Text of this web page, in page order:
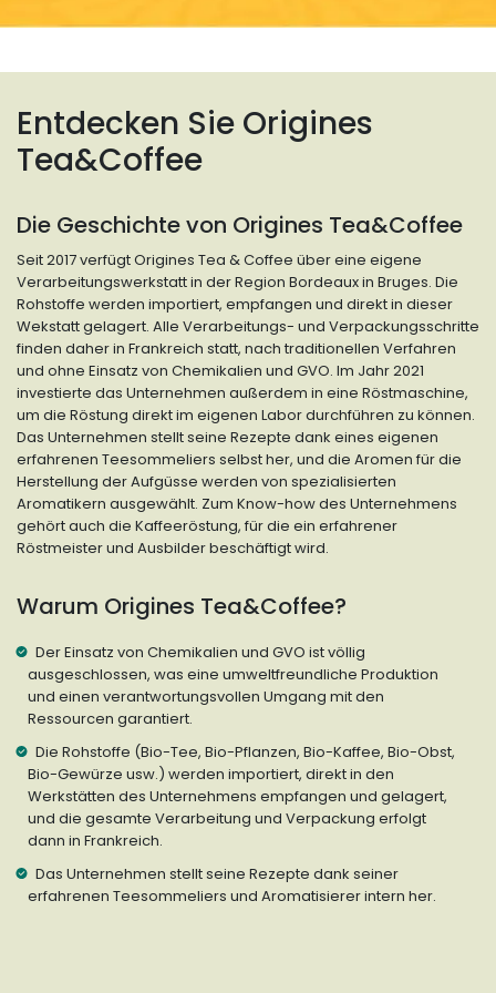
Entdecken Sie Origines
Tea&Coffee
Die Geschichte von Origines Tea&Coffee
Seit 2017 verfügt Origines Tea & Coffee über eine eigene
Verarbeitungswerkstatt in der Region Bordeaux in Bruges. Die
Rohstoffe werden importiert, empfangen und direkt in dieser
Wekstatt gelagert. Alle Verarbeitungs- und Verpackungsschritte
finden daher in Frankreich statt, nach traditionellen Verfahren
und ohne Einsatz von Chemikalien und GVO. Im Jahr 2021
investierte das Unternehmen außerdem in eine Röstmaschine,
um die Röstung direkt im eigenen Labor durchführen zu können.
Das Unternehmen stellt seine Rezepte dank eines eigenen
erfahrenen Teesommeliers selbst her, und die Aromen für die
Herstellung der Aufgüsse werden von spezialisierten
Aromatikern ausgewählt. Zum Know-how des Unternehmens
gehört auch die Kaffeeröstung, für die ein erfahrener
Röstmeister und Ausbilder beschäftigt wird.
Warum Origines Tea&Coffee?
Der Einsatz von Chemikalien und GVO ist völlig
ausgeschlossen, was eine umweltfreundliche Produktion
und einen verantwortungsvollen Umgang mit den
Ressourcen garantiert.
Die Rohstoffe (Bio-Tee, Bio-Pflanzen, Bio-Kaffee, Bio-Obst,
Bio-Gewürze usw.) werden importiert, direkt in den
Werkstätten des Unternehmens empfangen und gelagert,
und die gesamte Verarbeitung und Verpackung erfolgt
dann in Frankreich.
Das Unternehmen stellt seine Rezepte dank seiner
erfahrenen Teesommeliers und Aromatisierer intern her.